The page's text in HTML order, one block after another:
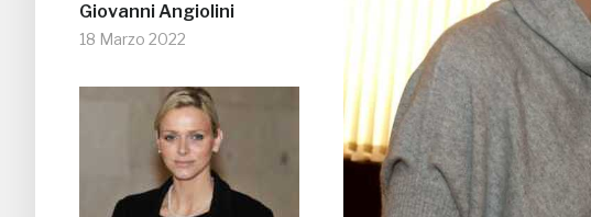
Giovanni Angiolini
18 Marzo 2022